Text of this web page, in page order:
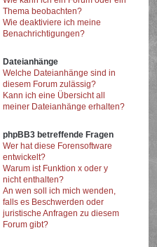
Thema beobachten?
Wie deaktiviere ich meine
Benachrichtigungen?
Dateianhänge
Welche Dateianhänge sind in
diesem Forum zulässig?
Kann ich eine Übersicht all
meiner Dateianhänge erhalten?
phpBB3 betreffende Fragen
Wer hat diese Forensoftware
entwickelt?
Warum ist Funktion x oder y
nicht enthalten?
An wen soll ich mich wenden,
falls es Beschwerden oder
juristische Anfragen zu diesem
Forum gibt?